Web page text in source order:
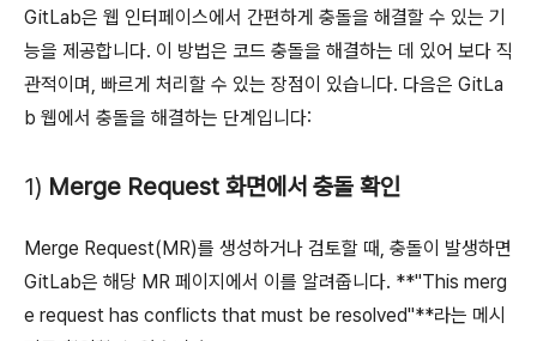
GitLab은 웹 인터페이스에서 간편하게 충돌을 해결할 수 있는 기
능을 제공합니다. 이 방법은 코드 충돌을 해결하는 데 있어 보다 직
관적이며, 빠르게 처리할 수 있는 장점이 있습니다. 다음은 GitLa
b 웹에서 충돌을 해결하는 단계입니다:
1) Merge Request 화면에서 충돌 확인
Merge Request(MR)를 생성하거나 검토할 때, 충돌이 발생하면
GitLab은 해당 MR 페이지에서 이를 알려줍니다. **"This merg
e request has conflicts that must be resolved"**라는 메시